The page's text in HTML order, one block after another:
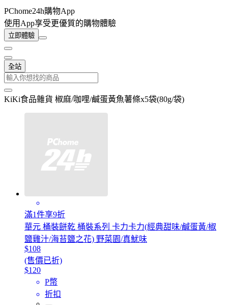
PChome24h購物App
使用App享受更優質的購物體驗
立即體驗
全站
KiKi食品雜貨 椒麻/咖哩/鹹蛋黃魚薯條x5袋(80g/袋)
滿1件享9折
華元 桶裝餅乾 桶裝系列 卡力卡力(經典甜味/鹹蛋黃/椒
鹽雞汁/海苔鹽之花) 野菜園/真魷味
$108
(售價已折)
$120
P幣
折扣